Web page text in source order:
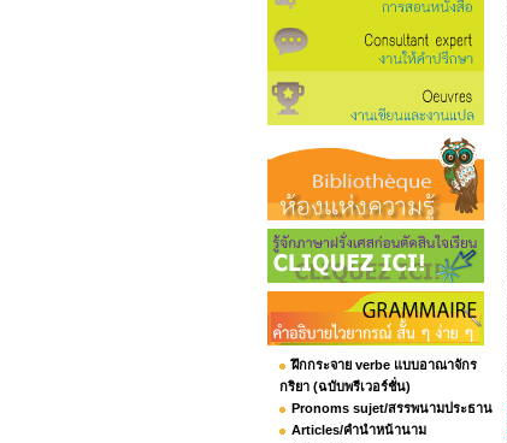
ฝึกกระจาย verbe แบบอาณาจักร
กริยา (ฉบับพรีเวอร์ชั่น)
Pronoms sujet/สรรพนามประธาน
Articles/คำนำหน้านาม